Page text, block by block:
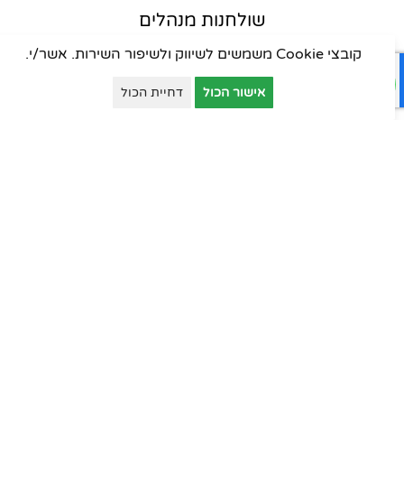
שולחנות מנהלים
שולחנות עובדים
שולחנות ישיבות
שולחנות המתנה
קובצי Cookie משמשים לשיווק ולשיפור השירות. אשר/י.
אישור הכול דחיית הכול